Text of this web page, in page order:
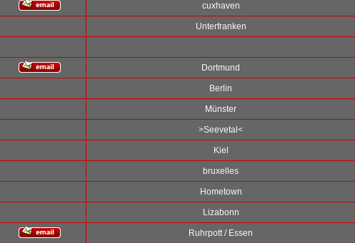
cuxhaven
Unterfranken
Dortmund
Berlin
Münster
>Seevetal<
Kiel
bruxelles
Hometown
Lizabonn
Ruhrpott / Essen